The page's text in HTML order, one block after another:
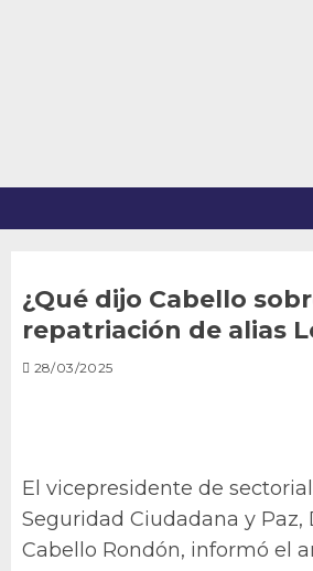
¿Qué dijo Cabello
repatriación de alias
28/03/2025
El vicepresidente de
Seguridad Ciudadana y Paz,
Cabello Rondón, informó el